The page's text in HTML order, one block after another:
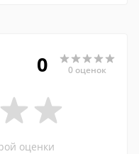
0 0 оценок
оценки